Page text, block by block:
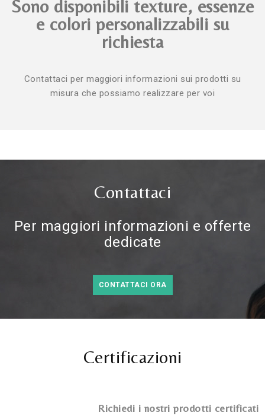
Sono disponibili texture, essenze
e colori personalizzabili su
richiesta
Contattaci per maggiori informazioni sui prodotti su
misura che possiamo realizzare per voi
Contattaci
Per maggiori informazioni e offerte
dedicate
CONTATTACI ORA
Certificazioni
Richiedi i nostri prodotti certificati